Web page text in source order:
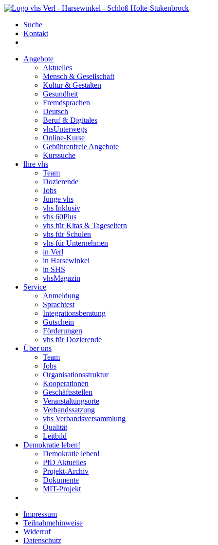
Suche
Kontakt
Angebote
Aktuelles
Mensch & Gesellschaft
Kultur & Gestalten
Gesundheit
Fremdsprachen
Deutsch
Beruf & Digitales
vhsUnterwegs
Online-Kurse
Gebührenfreie Angebote
Kurssuche
Ihre vhs
Team
Dozierende
Jobs
Junge vhs
vhs Inklusiv
vhs 60Plus
vhs für Kitas & Tageseltern
vhs für Schulen
vhs für Unternehmen
in Verl
in Harsewinkel
in SHS
vhsMagazin
Service
Anmeldung
Sprachtest
Integrationsberatung
Gutschein
Förderungen
vhs für Dozierende
Über uns
Team
Jobs
Organisationsstruktur
Kooperationen
Geschäftsstellen
Veranstaltungsorte
Verbandssatzung
vhs Verbandsversammlung
Qualität
Leitbild
Demokratie leben!
Demokratie leben!
PfD Aktuelles
Projekt-Archiv
Dokumente
MIT-Projekt
Impressum
Teilnahmehinweise
Widerruf
Datenschutz